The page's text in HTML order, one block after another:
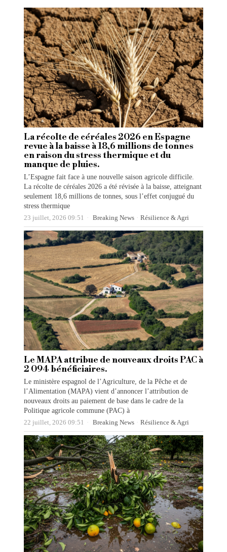
La récolte de céréales 2026 en Espagne
revue à la baisse à 18,6 millions de tonnes
en raison du stress thermique et du
manque de pluies.
L’Espagne fait face à une nouvelle saison agricole difficile.
La récolte de céréales 2026 a été révisée à la baisse, atteignant
seulement 18,6 millions de tonnes, sous l’effet conjugué du
stress thermique
23 juillet, 2026 09:51 Breaking News · Résilience & Agri
Le MAPA attribue de nouveaux droits PAC à
2 094 bénéficiaires.
Le ministère espagnol de l’Agriculture, de la Pêche et de
l’Alimentation (MAPA) vient d’annoncer l’attribution de
nouveaux droits au paiement de base dans le cadre de la
Politique agricole commune (PAC) à
22 juillet, 2026 09:51 Breaking News · Résilience & Agri